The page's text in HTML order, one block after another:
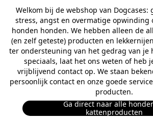
Welkom bij de webshop van Dogcases:
stress, angst en overmatige opwinding
honden honden. We hebben alleen de
(en zelf geteste) producten en
ter ondersteuning van het gedrag van je
speciaals, laat het ons weten of heb
vrijblijvend contact op. We staan
persoonlijk contact en onze goede
producten.
Ga direct naar alle
kattenproducten